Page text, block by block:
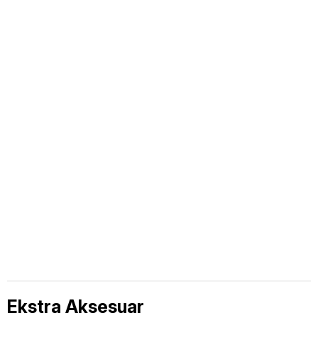
Ekstra Aksesuar